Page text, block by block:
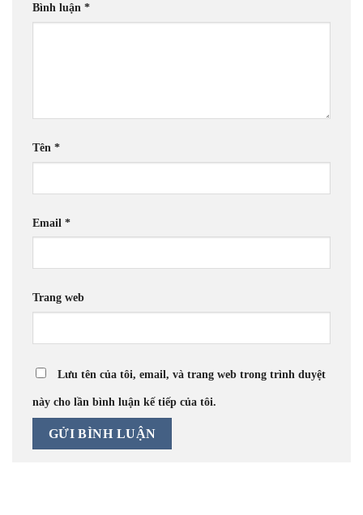
Bình luận *
Tên *
Email *
Trang web
Lưu tên của tôi, email, và trang web trong trình duyệt
này cho lần bình luận kế tiếp của tôi.